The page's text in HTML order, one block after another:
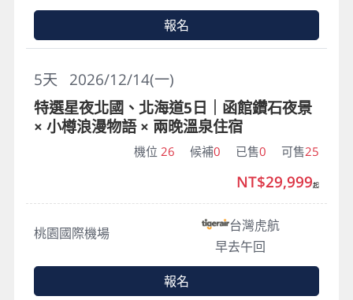
報名
2026/12/14(一)
5天
特選星夜北國、北海道5日｜函館鑽石夜景
× 小樽浪漫物語 × 兩晚溫泉住宿
機位 26 候補0 已售0 可售25
桃園國際機場
台灣虎航
早去午回
NT$29,999起
報名